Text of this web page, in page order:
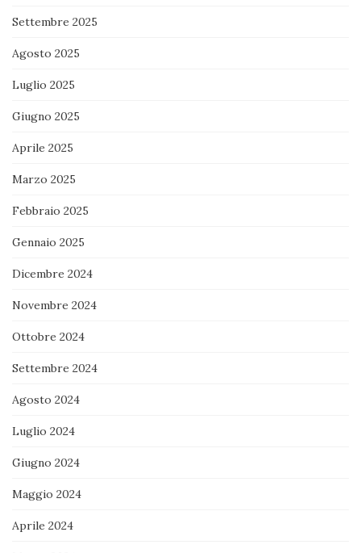
Settembre 2025
Agosto 2025
Luglio 2025
Giugno 2025
Aprile 2025
Marzo 2025
Febbraio 2025
Gennaio 2025
Dicembre 2024
Novembre 2024
Ottobre 2024
Settembre 2024
Agosto 2024
Luglio 2024
Giugno 2024
Maggio 2024
Aprile 2024